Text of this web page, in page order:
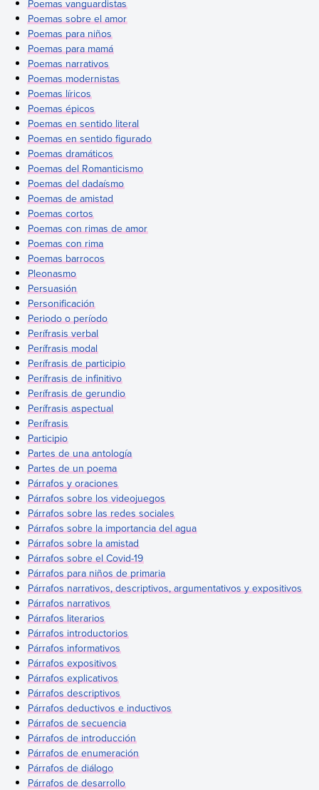
Poemas vanguardistas
Poemas sobre el amor
Poemas para niños
Poemas para mamá
Poemas narrativos
Poemas modernistas
Poemas líricos
Poemas épicos
Poemas en sentido literal
Poemas en sentido figurado
Poemas dramáticos
Poemas del Romanticismo
Poemas del dadaísmo
Poemas de amistad
Poemas cortos
Poemas con rimas de amor
Poemas con rima
Poemas barrocos
Pleonasmo
Persuasión
Personificación
Periodo o período
Perífrasis verbal
Perífrasis modal
Perífrasis de participio
Perífrasis de infinitivo
Perífrasis de gerundio
Perífrasis aspectual
Perífrasis
Participio
Partes de una antología
Partes de un poema
Párrafos y oraciones
Párrafos sobre los videojuegos
Párrafos sobre las redes sociales
Párrafos sobre la importancia del agua
Párrafos sobre la amistad
Párrafos sobre el Covid-19
Párrafos para niños de primaria
Párrafos narrativos, descriptivos, argumentativos y expositivos
Párrafos narrativos
Párrafos literarios
Párrafos introductorios
Párrafos informativos
Párrafos expositivos
Párrafos explicativos
Párrafos descriptivos
Párrafos deductivos e inductivos
Párrafos de secuencia
Párrafos de introducción
Párrafos de enumeración
Párrafos de diálogo
Párrafos de desarrollo